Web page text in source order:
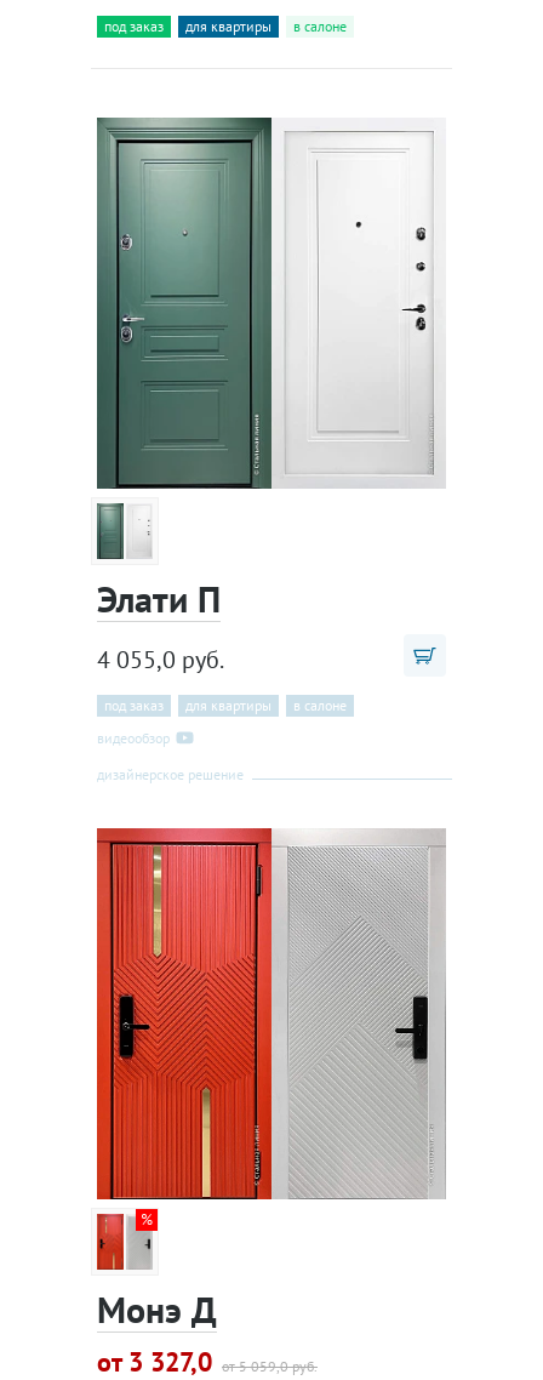
под заказ для квартиры в салоне
Элати П
4 055,0 руб.
под заказ для квартиры
в салоне
видеообзор
Монэ Д
от 3 327,0 от 5 059,0 руб.